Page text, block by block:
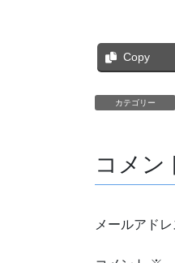
Copy
カテゴリー
コメン
メールアド